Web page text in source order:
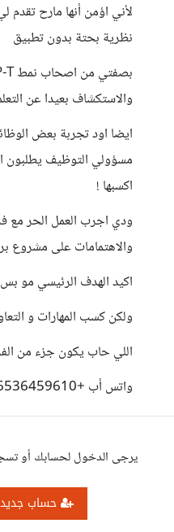
لأني اؤمن أنها مارح تقدم
نظرية بحتة بدون تطبيق
والاستكشاف بعيدا عن
ايضا اود تجربة بعض
مسؤولي التوظيف يطلبون
اكسبها !
ودي اجرب العمل الحر مع
والاهتمامات على مشروع
اكيد الهدف الرئيسي مو
ولكن كسب المهارات و
اللي حاب يكون جزء من
واتس أب +966536459610
يرجى الدخول لحسابك أو
حساب جديد